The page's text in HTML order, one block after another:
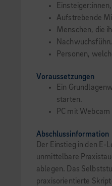
Aufstrebende
Menschen, die
Personen,
Voraussetzungen
Ein
starten.
PC mit
Abschlussinformation
Der Einstieg in den
unmittelbare
ablegen. Das
praxisorientierte